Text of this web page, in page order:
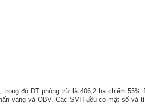
đó DT phòng trừ là 406,2 ha chiếm 55%
vàng và OBV. Các SVH đều có mật số và